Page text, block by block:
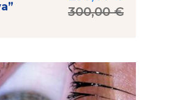
300,00€